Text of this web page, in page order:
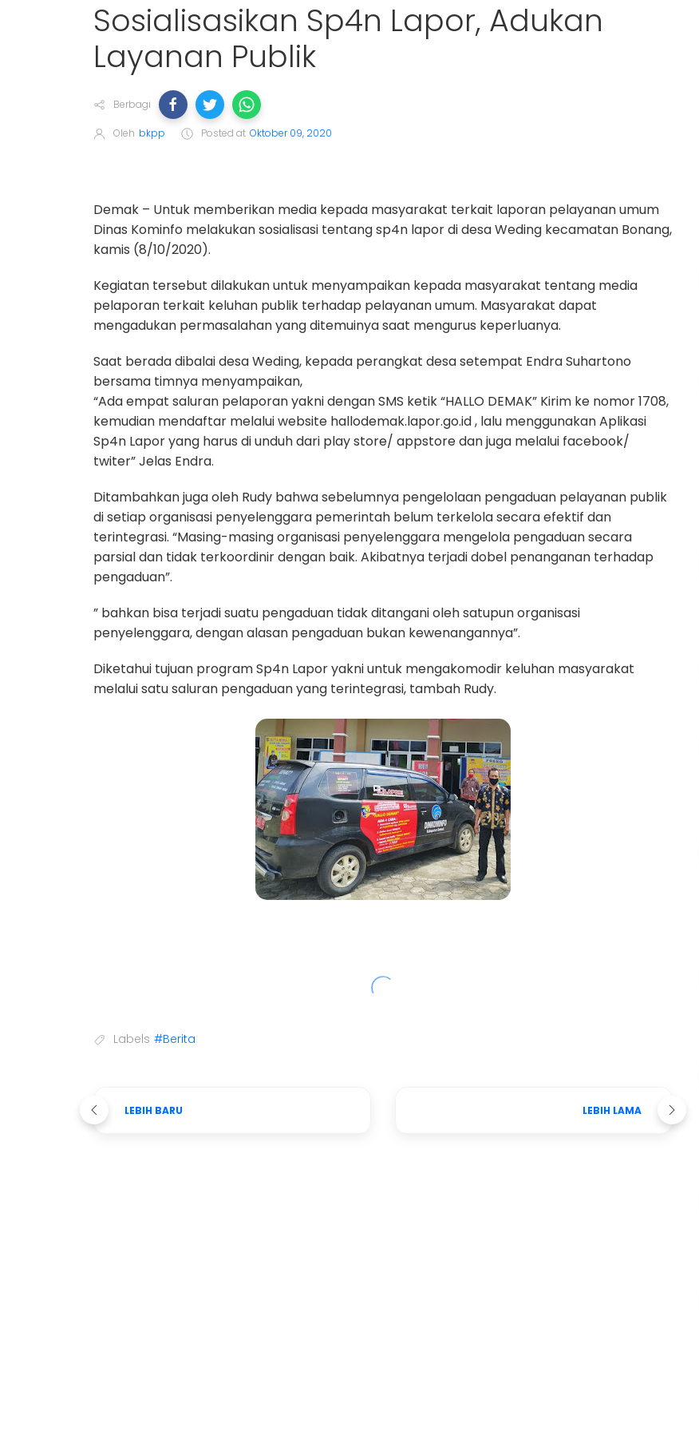
Sosialisasikan Sp4n Lapor, Adukan
Layanan Publik
Berbagi
Oleh bkpp Posted at Oktober 09, 2020
Demak – Untuk memberikan media kepada masyarakat terkait laporan pelayanan umum
Dinas Kominfo melakukan sosialisasi tentang sp4n lapor di desa Weding kecamatan Bonang,
kamis (8/10/2020).
Kegiatan tersebut dilakukan untuk menyampaikan kepada masyarakat tentang media
pelaporan terkait keluhan publik terhadap pelayanan umum. Masyarakat dapat
mengadukan permasalahan yang ditemuinya saat mengurus keperluanya.
Saat berada dibalai desa Weding, kepada perangkat desa setempat Endra Suhartono
bersama timnya menyampaikan,
“Ada empat saluran pelaporan yakni dengan SMS ketik “HALLO DEMAK” Kirim ke nomor 1708,
kemudian mendaftar melalui website hallodemak.lapor.go.id , lalu menggunakan Aplikasi
Sp4n Lapor yang harus di unduh dari play store/ appstore dan juga melalui facebook/
twiter” Jelas Endra.
Ditambahkan juga oleh Rudy bahwa sebelumnya pengelolaan pengaduan pelayanan publik
di setiap organisasi penyelenggara pemerintah belum terkelola secara efektif dan
terintegrasi. “Masing-masing organisasi penyelenggara mengelola pengaduan secara
parsial dan tidak terkoordinir dengan baik. Akibatnya terjadi dobel penanganan terhadap
pengaduan”.
” bahkan bisa terjadi suatu pengaduan tidak ditangani oleh satupun organisasi
penyelenggara, dengan alasan pengaduan bukan kewenangannya”.
Diketahui tujuan program Sp4n Lapor yakni untuk mengakomodir keluhan masyarakat
melalui satu saluran pengaduan yang terintegrasi, tambah Rudy.
Labels #Berita
LEBIH BARU LEBIH LAMA